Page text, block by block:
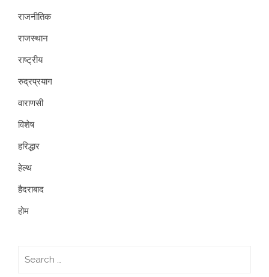
राजनीतिक
राजस्थान
राष्ट्रीय
रुद्रप्रयाग
वाराणसी
विशेष
हरिद्धार
हेल्थ
हैदराबाद
होम